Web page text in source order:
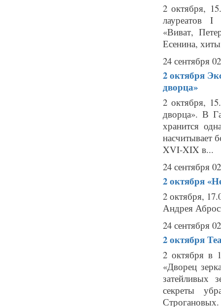
2 октября,
лауреатов I
«Виват,
Есенина,
24 сентября
2 октября
дворца»
2 октября,
дворца». В
хранится
насчитывает
XVI-XIX в...
24 сентября
2 октября
2 октября,
Андрея
24 сентября
2 октября
2 октября в
«Дворец
затейливых
секреты